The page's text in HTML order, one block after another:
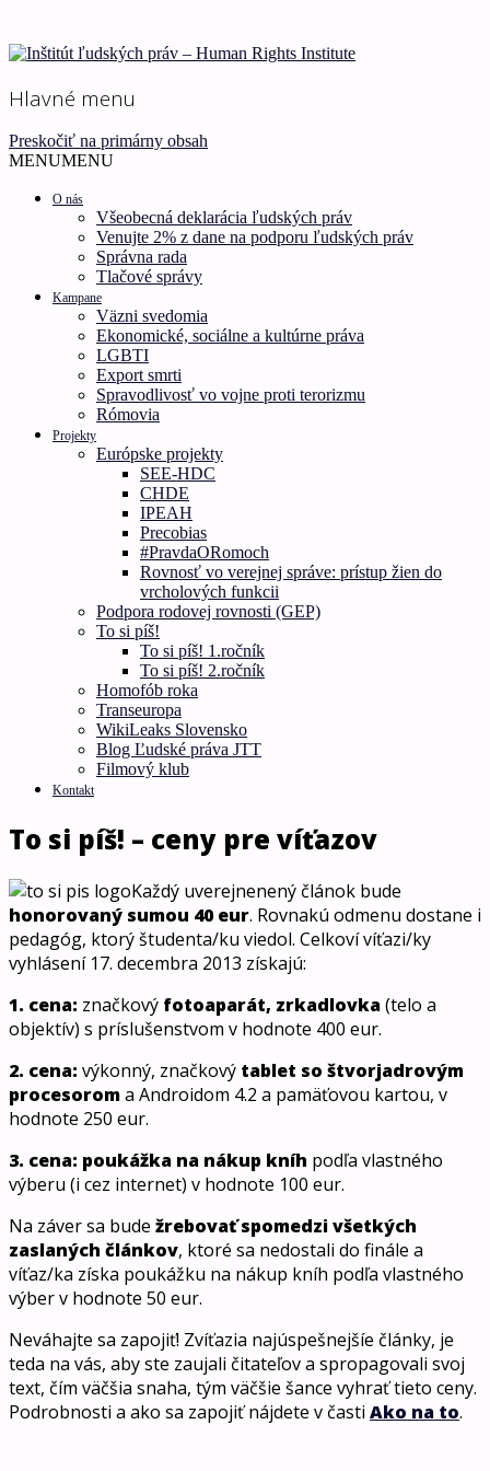
Inštitút ľudských práv –
Human Rights Institute
Ľudské práva pre všetkých!
Hlavné menu
Preskočiť na primárny obsah
MENUMENU
O nás
Všeobecná deklarácia ľudských práv
Venujte 2% z dane na podporu ľudských práv
Správna rada
Tlačové správy
Kampane
Väzni svedomia
Ekonomické, sociálne a kultúrne práva
LGBTI
Export smrti
Spravodlivosť vo vojne proti terorizmu
Rómovia
Projekty
Európske projekty
SEE-HDC
CHDE
IPEAH
Precobias
#PravdaORomoch
Rovnosť vo verejnej správe: prístup žien do
vrcholových funkcii
Podpora rodovej rovnosti (GEP)
To si píš!
To si píš! 1.ročník
To si píš! 2.ročník
Homofób roka
Transeuropa
WikiLeaks Slovensko
Blog Ľudské práva JTT
Filmový klub
Kontakt
To si píš! – ceny pre víťazov
Každý uverejnenený článok bude
honorovaný sumou 40 eur. Rovnakú odmenu dostane i
pedagóg, ktorý študenta/ku viedol. Celkoví víťazi/ky
vyhlásení 17. decembra 2013 získajú:
1. cena: značkový fotoaparát, zrkadlovka(telo a
objektív) s príslušenstvom v hodnote 400 eur.
2. cena: výkonný, značkový tablet so štvorjadrovým
procesoroma Androidom 4.2 a pamäťovou kartou, v
hodnote 250 eur.
3. cena: poukážka na nákup kníh podľa vlastného
výberu (i cez internet) v hodnote 100 eur.
Na záver sa bude žrebovať spomedzi všetkých
zaslaných článkov, ktoré sa nedostali do finále a
víťaz/ka získa poukážku na nákup kníh podľa vlastného
výber v hodnote 50 eur.
Neváhajte sa zapojiť! Zvíťazia najúspešnejšíe články, je
teda na vás, aby ste zaujali čitateľov a spropagovali svoj
text, čím väčšia snaha, tým väčšie šance vyhrať tieto ceny.
Podrobnosti a ako sa zapojiť nájdete v časti Ako na to.